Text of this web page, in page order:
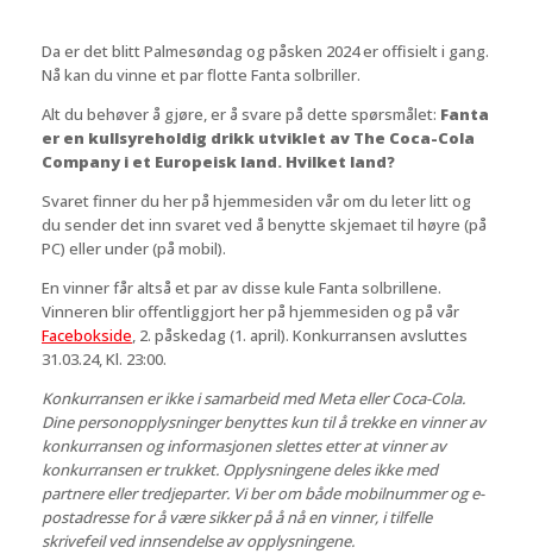
Da er det blitt Palmesøndag og påsken 2024 er offisielt i gang.
Nå kan du vinne et par flotte Fanta solbriller.
Alt du behøver å gjøre, er å svare på dette spørsmålet: Fanta
er en kullsyreholdig drikk utviklet av The Coca-Cola
Company i et Europeisk land. Hvilket land?
Svaret finner du her på hjemmesiden vår om du leter litt og
du sender det inn svaret ved å benytte skjemaet til høyre (på
PC) eller under (på mobil).
En vinner får altså et par av disse kule Fanta solbrillene.
Vinneren blir offentliggjort her på hjemmesiden og på vår
Facebokside, 2. påskedag (1. april). Konkurransen avsluttes
31.03.24, Kl. 23:00.
Konkurransen er ikke i samarbeid med Meta eller Coca-Cola.
Dine personopplysninger benyttes kun til å trekke en vinner av
konkurransen og informasjonen slettes etter at vinner av
konkurransen er trukket. Opplysningene deles ikke med
partnere eller tredjeparter. Vi ber om både mobilnummer og e-
postadresse for å være sikker på å nå en vinner, i tilfelle
skrivefeil ved innsendelse av opplysningene.